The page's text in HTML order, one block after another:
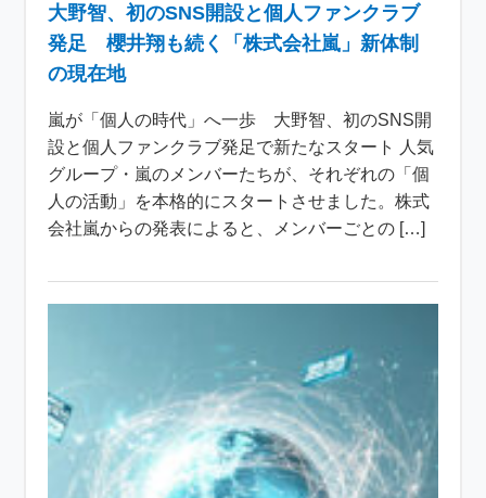
大野智、初のSNS開設と個人ファンクラブ
発足 櫻井翔も続く「株式会社嵐」新体制
の現在地
嵐が「個人の時代」へ一歩 大野智、初のSNS開
設と個人ファンクラブ発足で新たなスタート 人気
グループ・嵐のメンバーたちが、それぞれの「個
人の活動」を本格的にスタートさせました。株式
会社嵐からの発表によると、メンバーごとの […]